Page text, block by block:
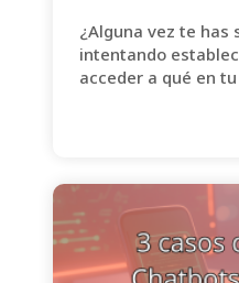
¿Alguna vez te
intentando
acceder a qué en